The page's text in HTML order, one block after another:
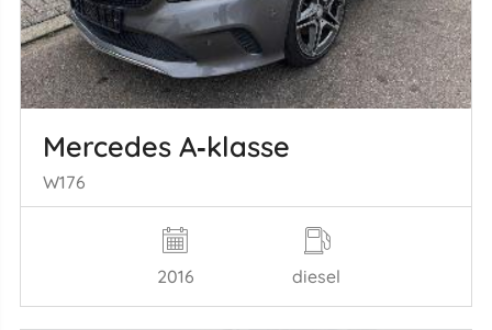
Mercedes A‑klasse
W176
2016 diesel